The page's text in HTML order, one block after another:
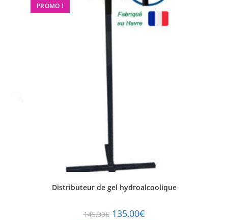
PROMO !
Distributeur de gel hydroalcoolique
145,00€ 135,00€